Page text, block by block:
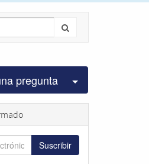
pregunta Seleccionar
Suscribir